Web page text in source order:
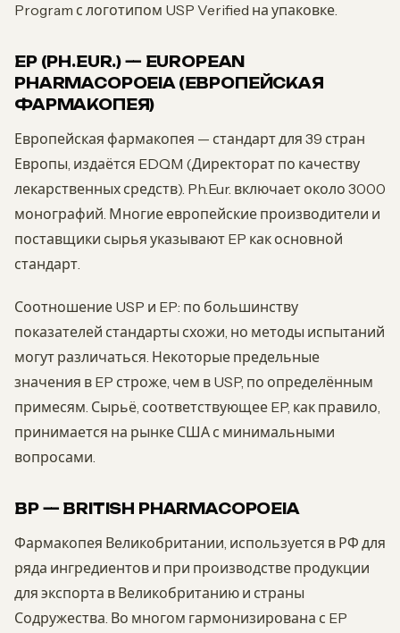
Program с логотипом USP Verified на упаковке.
EP (PH.EUR.) — EUROPEAN
PHARMACOPOEIA (ЕВРОПЕЙСКАЯ
ФАРМАКОПЕЯ)
Европейская фармакопея — стандарт для 39 стран
Европы, издаётся EDQM (Директорат по качеству
лекарственных средств). Ph.Eur. включает около 3000
монографий. Многие европейские производители и
поставщики сырья указывают EP как основной
стандарт.
Соотношение USP и EP: по большинству
показателей стандарты схожи, но методы испытаний
могут различаться. Некоторые предельные
значения в EP строже, чем в USP, по определённым
примесям. Сырьё, соответствующее EP, как правило,
принимается на рынке США с минимальными
вопросами.
BP — BRITISH PHARMACOPOEIA
Фармакопея Великобритании, используется в РФ для
ряда ингредиентов и при производстве продукции
для экспорта в Великобританию и страны
Содружества. Во многом гармонизирована с EP